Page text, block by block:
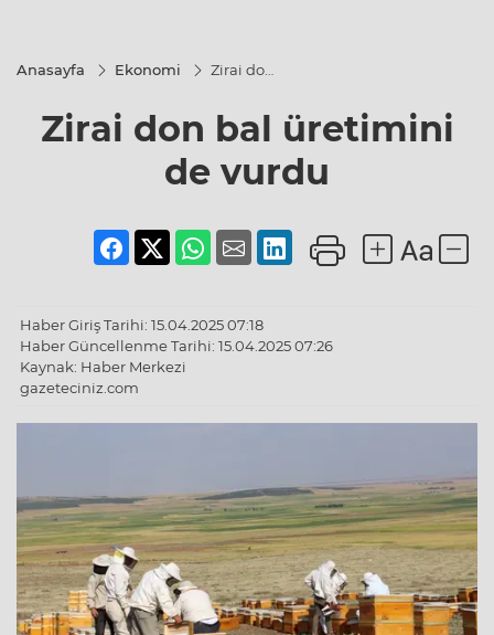
Anasayfa Ekonomi
Zirai don
de vurdu
Zirai don bal üretimini
de vurdu
Haber Giriş Tarihi: 15.04.2025 07:18
Haber Güncellenme Tarihi: 15.04.2025 07:26
Kaynak: Haber Merkezi
gazeteciniz.com